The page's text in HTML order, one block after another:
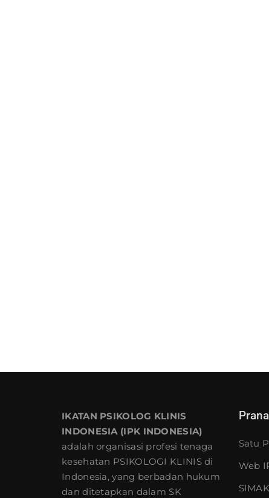
IKATAN PSIKOLOG KLINIS
INDONESIA (IPK INDONESIA)
adalah organisasi profesi tenaga
kesehatan PSIKOLOGI KLINIS di
Indonesia, yang berbadan hukum
dan ditetapkan dalam SK
Satu
Web